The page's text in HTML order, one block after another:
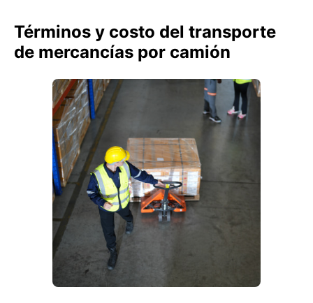
Términos y costo del transporte
de mercancías por camión